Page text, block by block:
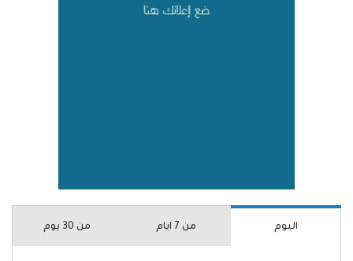
اليوم من 7 ايام من 30 يوم